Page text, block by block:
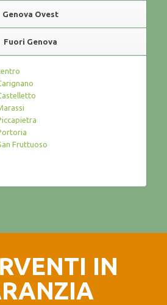
Genova Ovest
Fuori Genova
Fruttuoso
IN